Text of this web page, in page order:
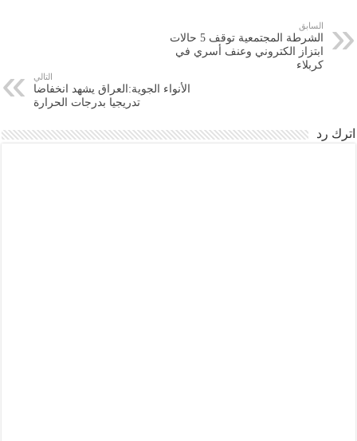
السابق
الشرطة المجتمعية توقف 5 حالات
ابتزاز الكتروني وعنف أسري في
كربلاء
التالي
الأنواء الجوية:العراق يشهد انخفاضا
تدريجيا بدرجات الحرارة
اترك رد